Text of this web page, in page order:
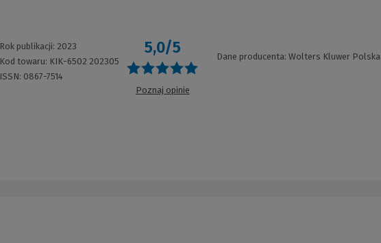
Rok publikacji: 2023
Kod towaru: KIK-6502 202305
ISSN: 0867-7514
5,0/5
Poznaj opinie
Dane producenta: Wolters Kluwer Polska